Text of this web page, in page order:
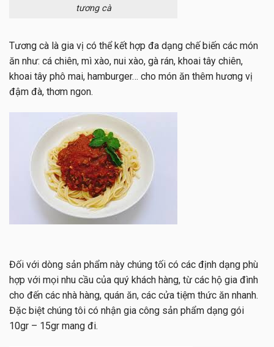
tương cà
Tương cà là gia vị có thể kết hợp đa dạng chế biến các món
ăn như: cá chiên, mì xào, nui xào, gà rán, khoai tây chiên,
khoai tây phô mai, hamburger… cho món ăn thêm hương vị
đậm đà, thơm ngon.
Đối với dòng sản phẩm này chúng tối có các định dạng phù
hợp với mọi nhu cầu của quý khách hàng, từ các hộ gia đình
cho đến các nhà hàng, quán ăn, các cửa tiệm thức ăn nhanh.
Đặc biệt chúng tôi có nhận gia công sản phẩm dạng gói
10gr – 15gr mang đi.